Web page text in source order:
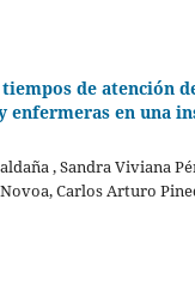
de atención
enfermeras en una
, Sandra Viviana
Carlos Arturo